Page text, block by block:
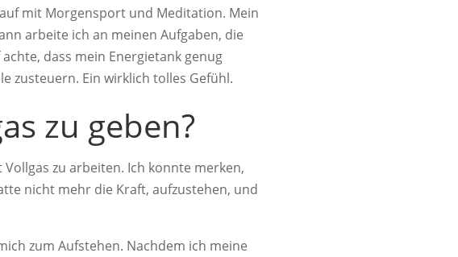
mit Morgensport und Meditation. Mein
arbeite ich an meinen Aufgaben, die
dass mein Energietank genug
zusteuern. Ein wirklich tolles Gefühl.
zu geben?
zu arbeiten. Ich konnte merken,
nicht mehr die Kraft, aufzustehen, und
zum Aufstehen. Nachdem ich meine